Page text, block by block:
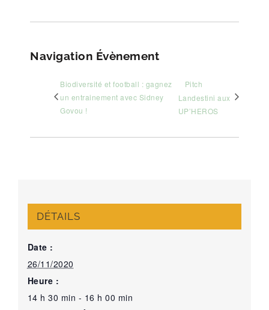
Navigation Évènement
Biodiversité et football : gagnez
un entrainement avec Sidney
Govou !
Pitch
Landestini aux
UP’HEROS
DÉTAILS
Date :
26/11/2020
Heure :
14 h 30 min - 16 h 00 min